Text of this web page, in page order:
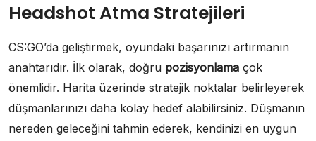
Headshot Atma Stratejileri
CS:GO’da geliştirmek, oyundaki başarınızı artırmanın
anahtarıdır. İlk olarak, doğru pozisyonlama çok
önemlidir. Harita üzerinde stratejik noktalar belirleyerek
düşmanlarınızı daha kolay hedef alabilirsiniz. Düşmanın
nereden geleceğini tahmin ederek, kendinizi en uygun